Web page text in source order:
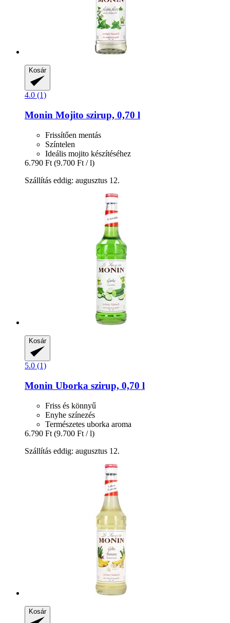
Kosár
4.0 (1)
Monin Mojito szirup, 0,70 l
Frissítően mentás
Színtelen
Ideális mojito készítéséhez
6.790 Ft (9.700 Ft / l)
Szállítás eddig: augusztus 12.
Kosár
5.0 (1)
Monin Uborka szirup, 0,70 l
Friss és könnyű
Enyhe színezés
Természetes uborka aroma
6.790 Ft (9.700 Ft / l)
Szállítás eddig: augusztus 12.
Kosár